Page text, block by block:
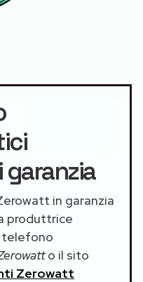
in garanzia
produttrice
telefono
o il sito
Zerowatt